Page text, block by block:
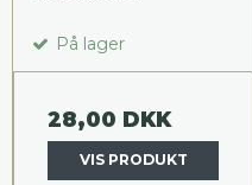
På lager
28,00 DKK
VIS PRODUKT